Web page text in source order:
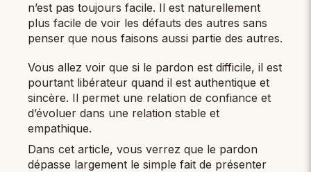
n’est pas toujours facile. Il est naturellement
plus facile de voir les défauts des autres sans
penser que nous faisons aussi partie des autres.
Vous allez voir que si le pardon est difficile, il est
pourtant libérateur quand il est authentique et
sincère. Il permet une relation de confiance et
d’évoluer dans une relation stable et
empathique.
Dans cet article, vous verrez que le pardon
dépasse largement le simple fait de présenter